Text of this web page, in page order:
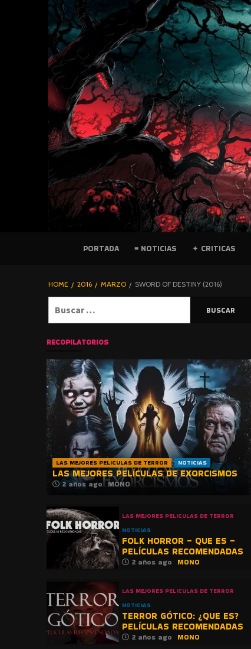
PELICULAS
BLOGHORROR
⋆
PORTADA ≡ NOTICIAS ✦ CRITICAS
HOME 2016 MARZO SWORD OF DESTINY (2016)
RECOPILATORIOS
LAS MEJORES PELICULAS DE TERROR NOTICIAS
LAS MEJORES PELÍCULAS DE EXORCISMOS
2 años ago MONO
LAS MEJORES PELICULAS DE TERROR
NOTICIAS
FOLK HORROR – QUE ES –
PELÍCULAS RECOMENDADAS
2 años ago MONO
LAS MEJORES PELICULAS DE TERROR
NOTICIAS
TERROR GÓTICO: ¿QUE ES?
PELÍCULAS RECOMENDADAS
2 años ago MONO